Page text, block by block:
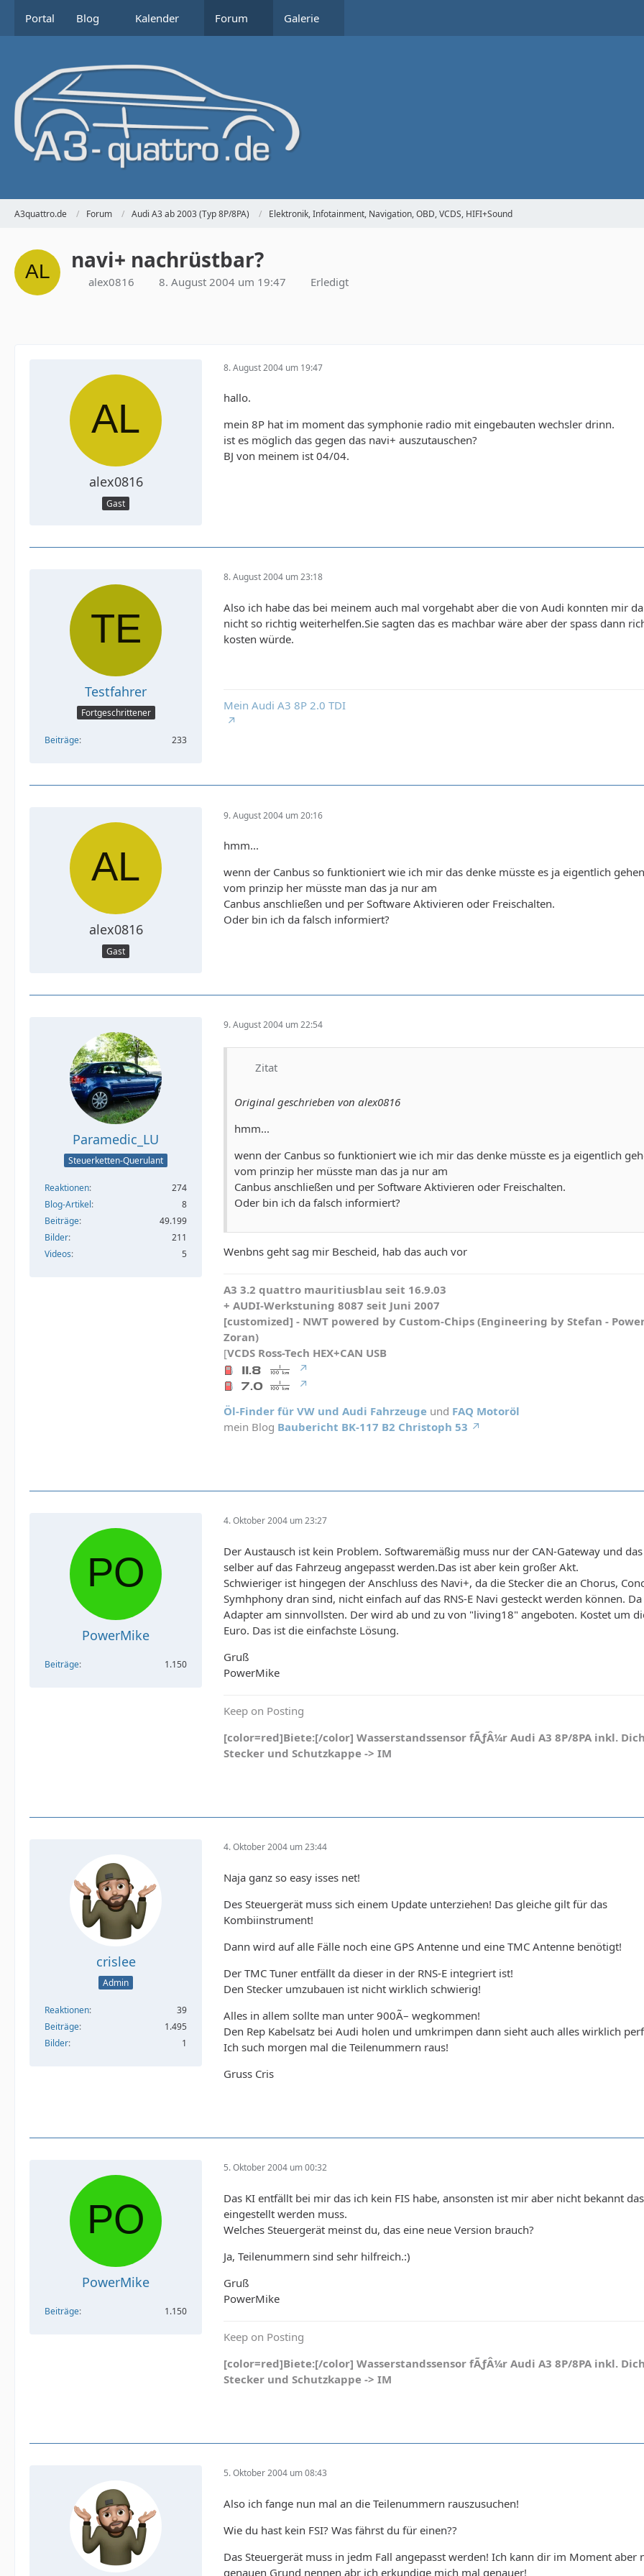
Portal Blog Kalender Forum Galerie
A3quattro.de Forum Audi A3 ab 2003 (Typ 8P/8PA) Elektronik, Infotainment, Navigation, OBD, VCDS, HIFI+Sound
navi+ nachrüstbar?
alex0816 8. August 2004 um 19:47 Erledigt
alex0816
Gast
8. August 2004 um 19:47
hallo.
mein 8P hat im moment das symphonie radio mit eingebauten wechsler drinn.
ist es möglich das gegen das navi+ auszutauschen?
BJ von meinem ist 04/04.
Testfahrer
Fortgeschrittener
Beiträge 233
8. August 2004 um 23:18
Also ich habe das bei meinem auch mal vorgehabt aber die von Audi konnten mir
nicht so richtig weiterhelfen.Sie sagten das es machbar wäre aber der spass dann
kosten würde.
Mein Audi A3 8P 2.0 TDI
alex0816
Gast
9. August 2004 um 20:16
hmm...
wenn der Canbus so funktioniert wie ich mir das denke müsste es ja eigentlich
vom prinzip her müsste man das ja nur am
Canbus anschließen und per Software Aktivieren oder Freischalten.
Oder bin ich da falsch informiert?
Paramedic_LU
Steuerketten-Querulant
Reaktionen
274
Blog-Artikel
8
Beiträge
49.199
Bilder
211
Videos
5
9. August 2004 um 22:54
Zitat
Original geschrieben von alex0816
hmm...
wenn der Canbus so funktioniert wie ich mir das denke müsste es ja eigentlich
vom prinzip her müsste man das ja nur am
Canbus anschließen und per Software Aktivieren oder Freischalten.
Oder bin ich da falsch informiert?
Wenbns geht sag mir Bescheid, hab das auch vor
A3 3.2 quattro mauritiusblau seit 16.9.03
+ AUDI-Werkstuning 8087 seit Juni 2007
[customized] - NWT powered by Custom-Chips (Engineering by Stefan -
Zoran)
[VCDS Ross-Tech HEX+CAN USB
Öl-Finder für VW und Audi Fahrzeuge und FAQ Motoröl
mein Blog Baubericht BK-117 B2 Christoph 53
PowerMike
Beiträge 1.150
4. Oktober 2004 um 23:27
Der Austausch ist kein Problem. Softwaremäßig muss nur der CAN-Gateway und
selber auf das Fahrzeug angepasst werden.Das ist aber kein großer Akt.
Schwieriger ist hingegen der Anschluss des Navi+, da die Stecker die an Chorus,
Symhphony dran sind, nicht einfach auf das RNS-E Navi gesteckt werden können.
Adapter am sinnvollsten. Der wird ab und zu von "living18" angeboten. Kostet um
Euro. Das ist die einfachste Lösung.
Gruß
PowerMike
Keep on Posting
[color=red]Biete:[/color] Wasserstandssensor fÃƒÂ¼r Audi A3 8P/8PA inkl.
Stecker und Schutzkappe -> IM
crislee
Admin
Reaktionen
39
Beiträge
1.495
Bilder
1
4. Oktober 2004 um 23:44
Naja ganz so easy isses net!
Des Steuergerät muss sich einem Update unterziehen! Das gleiche gilt für das
Kombiinstrument!
Dann wird auf alle Fälle noch eine GPS Antenne und eine TMC Antenne benötigt!
Der TMC Tuner entfällt da dieser in der RNS-E integriert ist!
Den Stecker umzubauen ist nicht wirklich schwierig!
Alles in allem sollte man unter 900Ã– wegkommen!
Den Rep Kabelsatz bei Audi holen und umkrimpen dann sieht auch alles wirklich
Ich such morgen mal die Teilenummern raus!
Gruss Cris
PowerMike
Beiträge 1.150
5. Oktober 2004 um 00:32
Das KI entfällt bei mir das ich kein FIS habe, ansonsten ist mir aber nicht bekannt
eingestellt werden muss.
Welches Steuergerät meinst du, das eine neue Version brauch?
Ja, Teilenummern sind sehr hilfreich.:)
Gruß
PowerMike
Keep on Posting
[color=red]Biete:[/color] Wasserstandssensor fÃƒÂ¼r Audi A3 8P/8PA inkl.
Stecker und Schutzkappe -> IM
5. Oktober 2004 um 08:43
Also ich fange nun mal an die Teilenummern rauszusuchen!
Wie du hast kein FSI? Was fährst du für einen??
Das Steuergerät muss in jedm Fall angepasst werden! Ich kann dir im Moment aber
genauen Grund nennen abr ich erkundige mich mal genauer!